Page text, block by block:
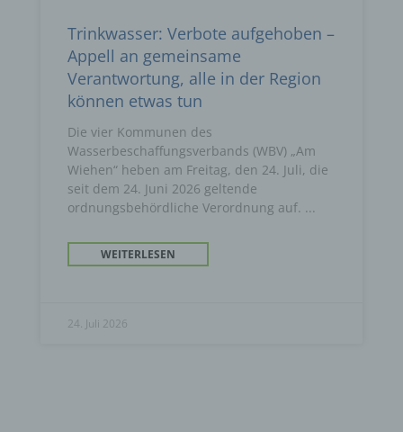
Trinkwasser: Verbote aufgehoben –
Appell an gemeinsame
Verantwortung, alle in der Region
können etwas tun
Die vier Kommunen des
Wasserbeschaffungsverbands (WBV) „Am
Wiehen“ heben am Freitag, den 24. Juli, die
seit dem 24. Juni 2026 geltende
ordnungsbehördliche Verordnung auf.
WEITERLESEN
24. Juli 2026